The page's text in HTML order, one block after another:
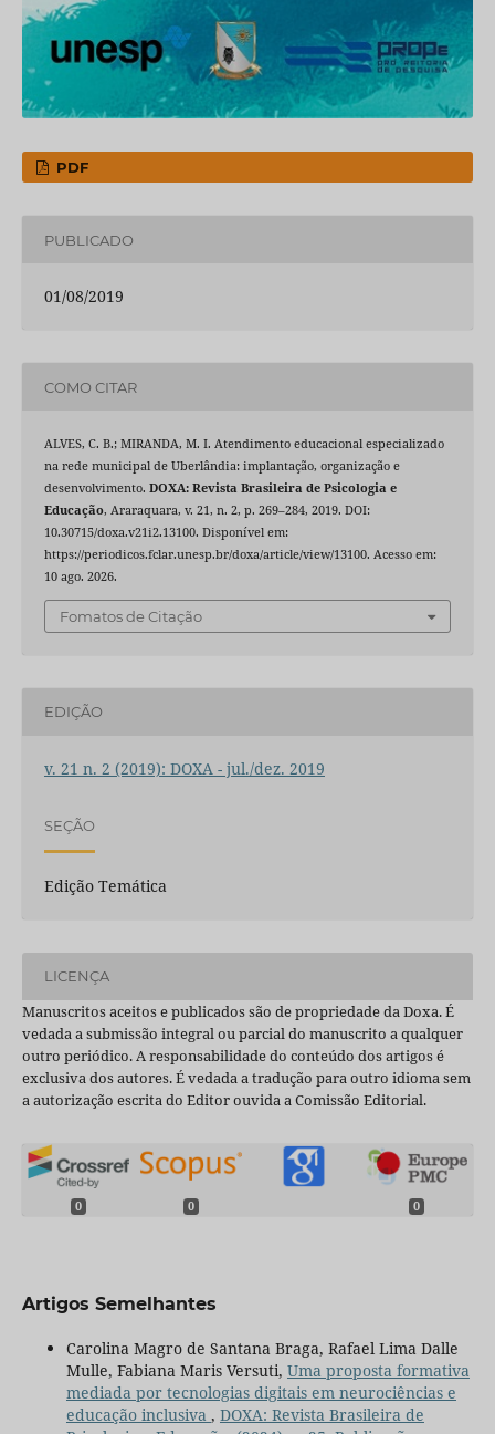
PDF
PUBLICADO
01/08/2019
COMO CITAR
ALVES, C. B.; MIRANDA, M. I. Atendimento educacional especializado
na rede municipal de Uberlândia: implantação, organização e
desenvolvimento. DOXA: Revista Brasileira de Psicologia e
Educação, Araraquara, v. 21, n. 2, p. 269–284, 2019. DOI:
10.30715/doxa.v21i2.13100. Disponível em:
https://periodicos.fclar.unesp.br/doxa/article/view/13100. Acesso em:
10 ago. 2026.
Fomatos de Citação
EDIÇÃO
v. 21 n. 2 (2019): DOXA - jul./dez. 2019
SEÇÃO
Edição Temática
LICENÇA
Manuscritos aceitos e publicados são de propriedade da Doxa. É
vedada a submissão integral ou parcial do manuscrito a qualquer
outro periódico. A responsabilidade do conteúdo dos artigos é
exclusiva dos autores. É vedada a tradução para outro idioma sem
a autorização escrita do Editor ouvida a Comissão Editorial.
0 0 0
Artigos Semelhantes
Carolina Magro de Santana Braga, Rafael Lima Dalle
Mulle, Fabiana Maris Versuti, Uma proposta formativa
mediada por tecnologias digitais em neurociências e
educação inclusiva , DOXA: Revista Brasileira de